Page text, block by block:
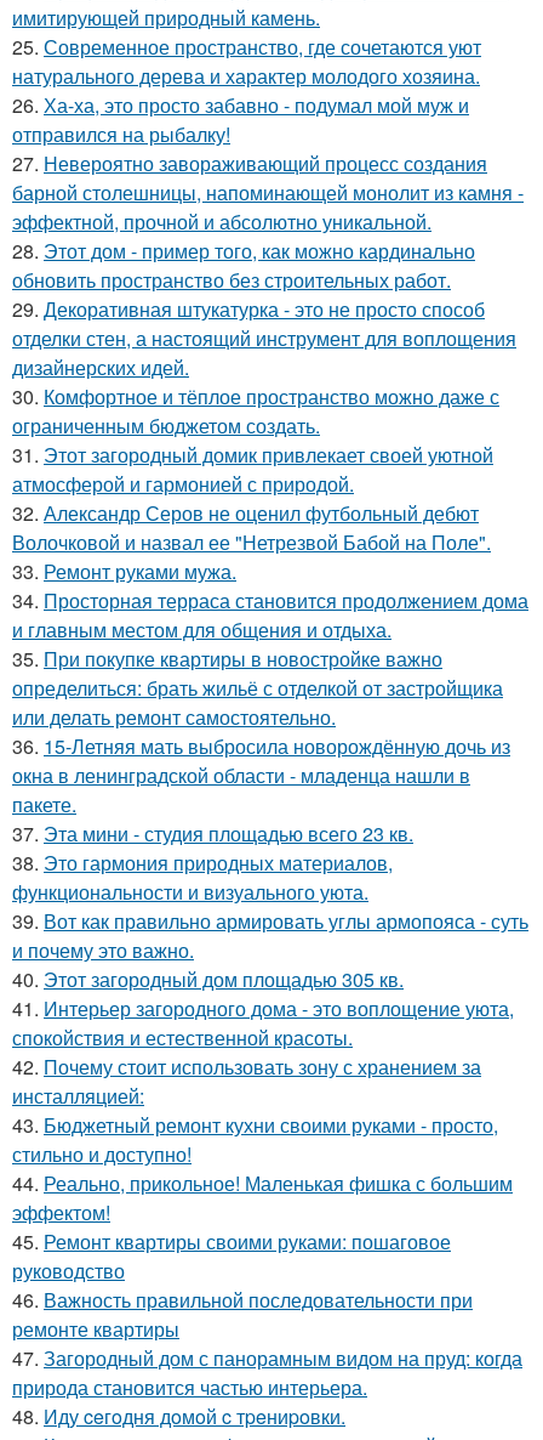
имитирующей природный камень.
25. Современное пространство, где сочетаются уют
натурального дерева и характер молодого хозяина.
26. Ха-ха, это просто забавно - подумал мой муж и
отправился на рыбалку!
27. Невероятно завораживающий процесс создания
барной столешницы, напоминающей монолит из камня -
эффектной, прочной и абсолютно уникальной.
28. Этот дом - пример того, как можно кардинально
обновить пространство без строительных работ.
29. Декоративная штукатурка - это не просто способ
отделки стен, а настоящий инструмент для воплощения
дизайнерских идей.
30. Комфортное и тёплое пространство можно даже с
ограниченным бюджетом создать.
31. Этот загородный домик привлекает своей уютной
атмосферой и гармонией с природой.
32. Александр Серов не оценил футбольный дебют
Волочковой и назвал ее "Нетрезвой Бабой на Поле".
33. Ремонт руками мужа.
34. Просторная терраса становится продолжением дома
и главным местом для общения и отдыха.
35. При покупке квартиры в новостройке важно
определиться: брать жильё с отделкой от застройщика
или делать ремонт самостоятельно.
36. 15-Летняя мать выбросила новорождённую дочь из
окна в ленинградской области - младенца нашли в
пакете.
37. Эта мини - студия площадью всего 23 кв.
38. Это гармония природных материалов,
функциональности и визуального уюта.
39. Вот как правильно армировать углы армопояса - суть
и почему это важно.
40. Этот загородный дом площадью 305 кв.
41. Интерьер загородного дома - это воплощение уюта,
спокойствия и естественной красоты.
42. Почему стоит использовать зону с хранением за
инсталляцией:
43. Бюджетный ремонт кухни своими руками - просто,
стильно и доступно!
44. Реально, прикольное! Маленькая фишка с большим
эффектом!
45. Ремонт квартиры своими руками: пошаговое
руководство
46. Важность правильной последовательности при
ремонте квартиры
47. Загородный дом с панорамным видом на пруд: когда
природа становится частью интерьера.
48. Иду ceгoдня дoмoй c тpeниpoвки.